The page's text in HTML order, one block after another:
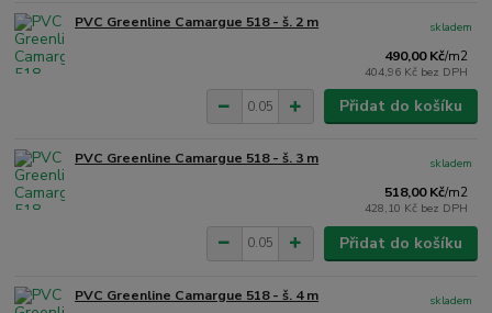
PVC Greenline Camargue 518 - š. 2 m
490,00 Kč/m2
404,96 Kč bez DPH
skladem
Přidat do košíku
PVC Greenline Camargue 518 - š. 3 m
518,00 Kč/m2
428,10 Kč bez DPH
skladem
Přidat do košíku
PVC Greenline Camargue 518 - š. 4 m
skladem